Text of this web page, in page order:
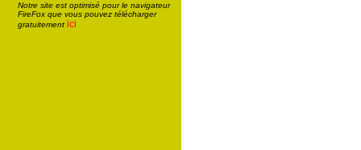
Notre site est optimisé pour le navigateur
FireFox que vous pouvez télécharger
gratuitement ici